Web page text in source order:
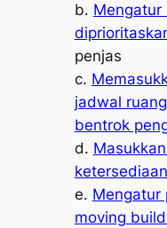
b. Mengatur
penjas
c.
jadwal
bentrok
d.
e. Mengatur
moving